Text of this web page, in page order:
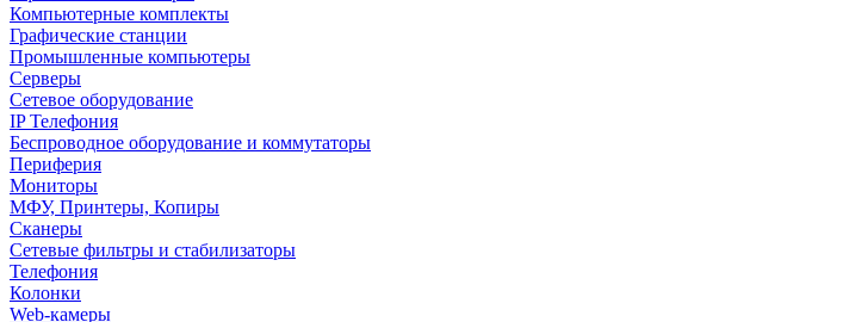
Компьютерные комплекты
Графические станции
Промышленные компьютеры
Серверы
Сетевое оборудование
IP Телефония
Беспроводное оборудование и коммутаторы
Периферия
Мониторы
МФУ, Принтеры, Копиры
Сканеры
Сетевые фильтры и стабилизаторы
Телефония
Колонки
Web-камеры